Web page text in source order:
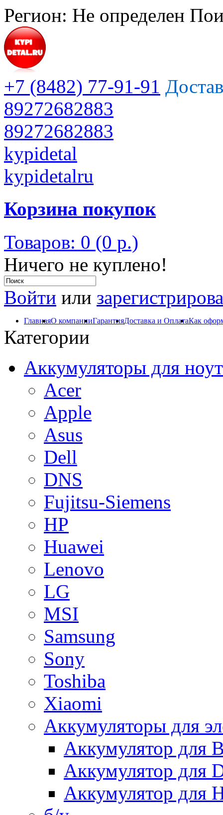
Регион: Не определен
+7 (8482) 77-91-91
89272682883
89272682883
kypidetal
kypidetalru
Корзина покупок
Товаров: 0 (0 р.)
Ничего не куплено!
Войти или
ГлавнаяО компанииГарантияДоставка и ОплатаКак
Категории
Аккумуляторы для
Acer
Apple
Asus
Dell
DNS
Fujitsu-Siemens
HP
Huawei
Lenovo
LG
MSI
Samsung
Sony
Toshiba
Xiaomi
Аккумуляторы для
Аккумулятор для
Аккумулятор для
Аккумулятор для